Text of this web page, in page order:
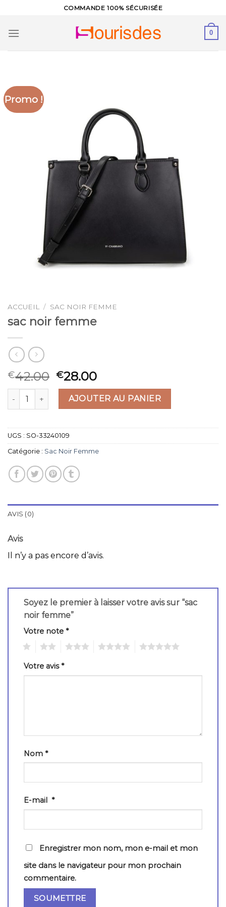
content
COMMANDE 100% SÉCURISÉE
0
Promo !
ACCUEIL / SAC NOIR FEMME
sac noir femme
€42.00 €28.00
quantité de sac noir femmeAJOUTER AU PANIER
UGS : SO-33240109
Catégorie : Sac Noir Femme
AVIS (0)
Avis
Il n’y a pas encore d’avis.
Soyez le premier à laisser votre avis sur “sac
noir femme”
Votre note *
Votre avis*
Nom *
E-mail *
Enregistrer mon nom, mon e-mail et mon
site dans le navigateur pour mon prochain
commentaire.